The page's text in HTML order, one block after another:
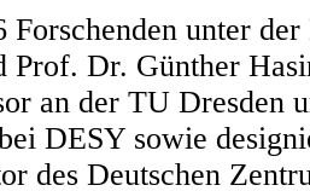
Forschenden unter
Prof. Dr. Günther
an der TU Dresden
DESY sowie
des Deutschen